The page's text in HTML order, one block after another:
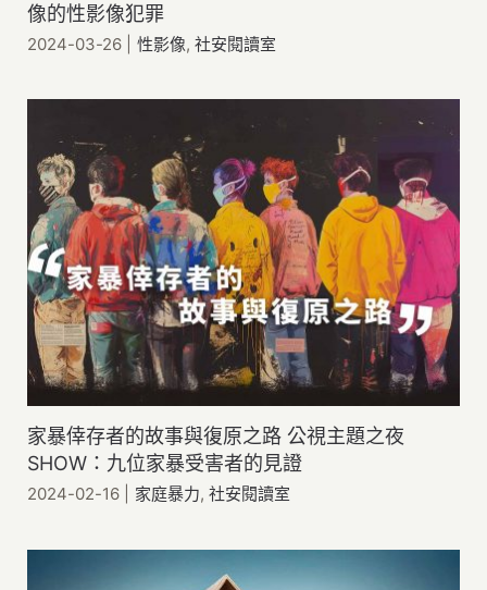
像的性影像犯罪
2024-03-26 性影像,社安閱讀室
家暴倖存者的故事與復原之路 公視主題之夜
SHOW：九位家暴受害者的見證
2024-02-16 家庭暴力,社安閱讀室